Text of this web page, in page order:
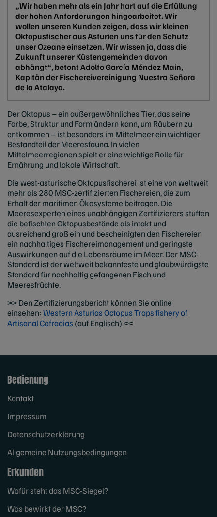
„Wir haben mehr als ein Jahr hart auf die Erfüllung
der hohen Anforderungen hingearbeitet. Wir
wollen unseren Kunden zeigen, dass wir kleinen
Oktopusfischer aus Asturien uns für den Schutz
unser Ozeane einsetzen. Wir wissen ja, dass die
Zukunft unserer Küstengemeinden davon
abhängt“, betont Adolfo García Méndez Main,
Kapitän der Fischereivereinigung Nuestra Señora
de la Atalaya.
Der Oktopus – ein außergewöhnliches Tier, das seine
Farbe, Struktur und Form ändern kann, um Räubern zu
entkommen – ist besonders im Mittelmeer ein wichtiger
Bestandteil der Meeresfauna. In vielen
Mittelmeerregionen spielt er eine wichtige Rolle für
Ernährung und lokale Wirtschaft.
Die west-asturische Oktopusfischerei ist eine von weltweit
mehr als 280 MSC-zertifizierten Fischereien, die zum
Erhalt der maritimen Ökosysteme beitragen. Die
Meeresexperten eines unabhängigen Zertifizierers stuften
die befischten Oktopusbestände als intakt und
ausreichend groß ein und bescheinigten den Fischereien
ein nachhaltiges Fischereimanagement und geringste
Auswirkungen auf die Lebensräume im Meer. Der MSC-
Standard ist der weltweit bekannteste und glaubwürdigste
Standard für nachhaltig gefangenen Fisch und
Meeresfrüchte.
>> Den Zertifizierungsbericht können Sie online
einsehen:Western Asturias Octopus Traps fishery of
Artisanal Cofradias (auf Englisch) <<
Bedienung
Kontakt
Impressum
Datenschutzerklärung
Allgemeine Nutzungsbedingungen
Erkunden
Wofür steht das MSC-Siegel?
Was bewirkt der MSC?